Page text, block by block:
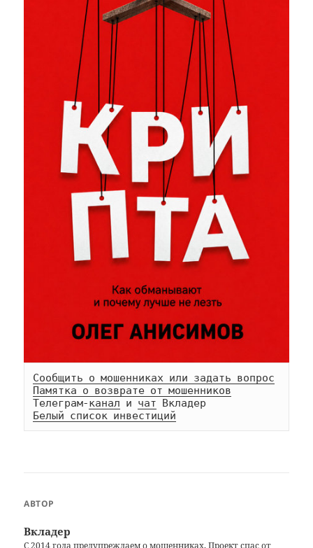
Сообщить о мошенниках или задать вопрос
Памятка о возврате от мошенников
Телеграм-канал и чат
Белый список инвестиций
АВТОР
Вкладер